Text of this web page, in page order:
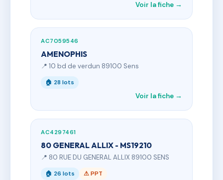
Voir la fiche →
AC7059546
AMENOPHIS
📍 10 bd de verdun 89100 Sens
🏠 28 lots
Voir la fiche →
AC4297461
80 GENERAL ALLIX - MS19210
📍 80 RUE DU GENERAL ALLIX 89100 SENS
🏠 26 lots ⚠ PPT